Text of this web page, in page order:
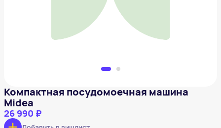
Добавить в вишлист
Компактная посудомоечная машина
Midea
26 990 ₽